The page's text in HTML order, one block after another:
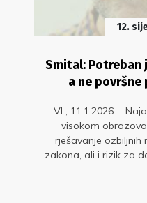
12.
Smital: Potreban
a ne površne
VL, 11.1.2026. -
visokom
rješavanje
zakona, ali i rizik za